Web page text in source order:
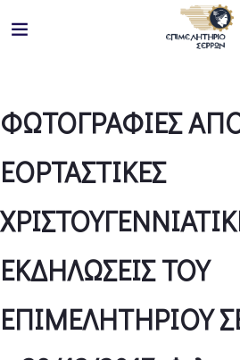
ΦΩΤΟΓΡΑΦΙΕΣ
ΕΟΡΤΑΣΤΙΚΕΣ
ΕΚΔΗΛΩΣΕΙΣ ΤΟΥ
ΕΠΙΜΕΛΗΤΗΡΙΟΥ